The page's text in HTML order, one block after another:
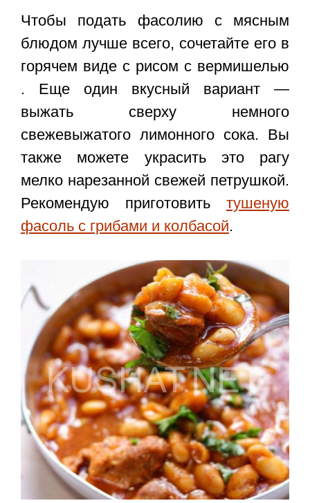
Чтобы подать фасолию с мясным
блюдом лучше всего, сочетайте его в
горячем виде с рисом с вермишелью
. Еще один вкусный вариант —
выжать сверху немного
свежевыжатого лимонного сока. Вы
также можете украсить это рагу
мелко нарезанной свежей петрушкой.
Рекомендую приготовить тушеную
фасоль с грибами и колбасой.